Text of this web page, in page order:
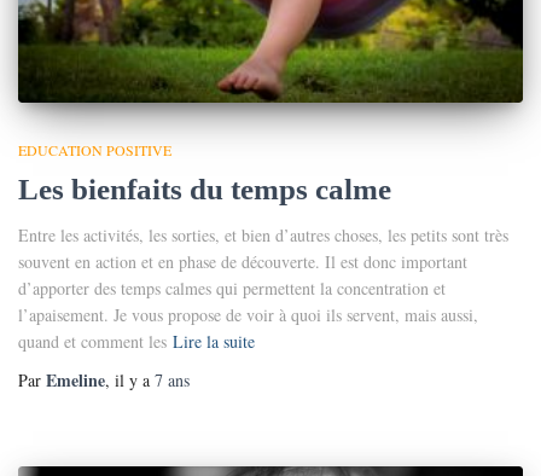
EDUCATION POSITIVE
Les bienfaits du temps calme
Entre les activités, les sorties, et bien d’autres choses, les petits sont très
souvent en action et en phase de découverte. Il est donc important
d’apporter des temps calmes qui permettent la concentration et
l’apaisement. Je vous propose de voir à quoi ils servent, mais aussi,
quand et comment les Lire la suite
Par Emeline, il y a 7 ans